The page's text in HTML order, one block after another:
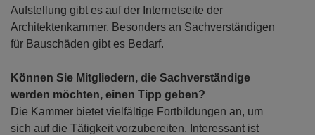
Aufstellung gibt es auf der Internetseite der
Architektenkammer. Besonders an Sachverständigen
für Bauschäden gibt es Bedarf.
Können Sie Mitgliedern, die Sachverständige
werden möchten, einen Tipp geben?
Die Kammer bietet vielfältige Fortbildungen an, um
sich auf die Tätigkeit vorzubereiten. Interessant ist